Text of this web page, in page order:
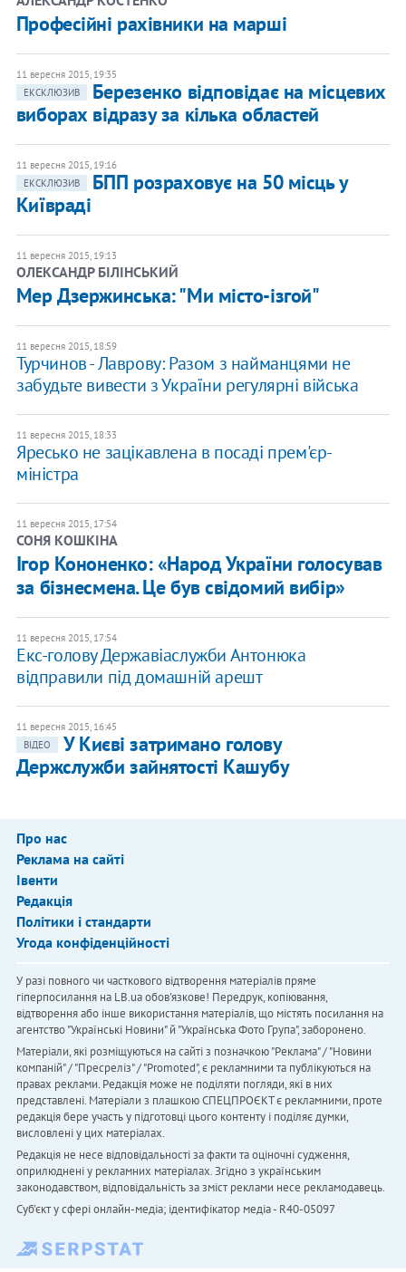
Професійні рахівники на марші
11 вересня 2015, 19:35
ЕКСКЛЮЗИВ
Березенко відповідає на місцевих
виборах відразу за кілька областей
11 вересня 2015, 19:16
ЕКСКЛЮЗИВ
БПП розраховує на 50 місць у
Київраді
11 вересня 2015, 19:13
ОЛЕКСАНДР БІЛІНСЬКИЙ
Мер Дзержинська: "Ми місто-ізгой"
11 вересня 2015, 18:59
Турчинов - Лаврову: Разом з найманцями не
забудьте вивести з України регулярні війська
11 вересня 2015, 18:33
Яресько не зацікавлена в посаді прем'єр-
міністра
11 вересня 2015, 17:54
СОНЯ КОШКІНА
Ігор Кононенко: «Народ України голосував
за бізнесмена. Це був свідомий вибір»
11 вересня 2015, 17:54
Екс-голову Державіаслужби Антонюка
відправили під домашній арешт
11 вересня 2015, 16:45
ВІДЕО
У Києві затримано голову
Держслужби зайнятості Кашубу
Про нас
Реклама на сайті
Івенти
Редакція
Політики і стандарти
Угода конфіденційності
У разі повного чи часткового відтворення матеріалів пряме
гіперпосилання на LB.ua обов'язкове! Передрук, копіювання,
відтворення або інше використання матеріалів, що містять посилання на
агентство "Українськi Новини" й "Українська Фото Група", заборонено.
Матеріали, які розміщуються на сайті з позначкою "Реклама" / "Новини
компаній" / "Пресреліз" / "Promoted", є рекламними та публікуються на
правах реклами. Редакція може не поділяти погляди, які в них
представлені. Матеріали з плашкою СПЕЦПРОЄКТ є рекламними, проте
редакція бере участь у підготовці цього контенту і поділяє думки,
висловлені у цих матеріалах.
Редакція не несе відповідальності за факти та оціночні судження,
оприлюднені у рекламних матеріалах. Згідно з українським
законодавством, відповідальність за зміст реклами несе рекламодавець.
Cуб'єкт у сфері онлайн-медіа; ідентифікатор медіа - R40-05097